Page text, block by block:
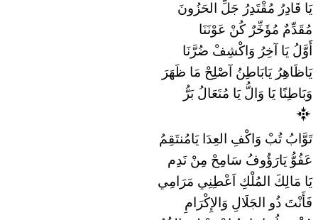
يَا قَادِرُ مُقْتَدِرُ جَلِّ الحَزُونَ
مُقَدِّمٌ مُؤَخِّرٌ كُنْ عَوْنَنَا
أَوَّلُ يَا آخِرُ وَاكْشِفْ ضُرَّنَا
يَاظَاهِرُ يَابَاطِنُ آصْلِحْ مَا ظَهَرَ
وَبَاطِنًا يَا وَالُّ يَا مُتَعَالُ بَرُّ
تَوَّابُ تُبْ وَاكْفِ العِدَا يَامُنتَقِمُ
عَفُوُّ يَارَؤُوفُ سَامِحْ مِنْ نَدِم
يَا مَالِكَ المُلْكِ اَعْطِنِي مَرَامِي
فَأَنْتَ ذُو الجَلَالِ وَالإِكْرَامِ